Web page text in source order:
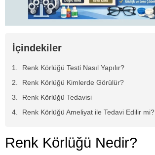
İçindekiler
Renk Körlüğü Testi Nasıl Yapılır?
Renk Körlüğü Kimlerde Görülür?
Renk Körlüğü Tedavisi
Renk Körlüğü Ameliyat ile Tedavi Edilir mi?
Renk Körlüğü Nedir?